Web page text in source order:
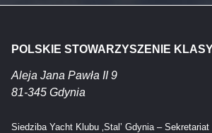
POLSKIE STOWARZYSZENIE
Aleja Jana Pawła II 9
81-345 Gdynia
Siedziba Yacht Klubu ‚Stal’ Gdynia – Sekretariat